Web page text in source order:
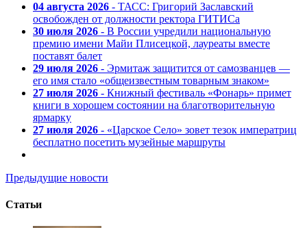
04 августа 2026 - ТАСС: Григорий Заславский
освобожден от должности ректора ГИТИСа
30 июля 2026 - В России учредили национальную
премию имени Майи Плисецкой, лауреаты вместе
поставят балет
29 июля 2026 - Эрмитаж защитится от самозванцев —
его имя стало «общеизвестным товарным знаком»
27 июля 2026 - Книжный фестиваль «Фонарь» примет
книги в хорошем состоянии на благотворительную
ярмарку
27 июля 2026 - «Царское Село» зовет тезок императриц
бесплатно посетить музейные маршруты
Предыдущие новости
Статьи